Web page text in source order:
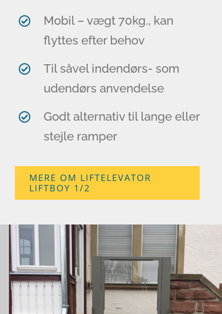
Mobil – vægt 70kg., kan
flyttes efter behov
Til såvel indendørs- som
udendørs anvendelse
Godt alternativ til lange eller
stejle ramper
MERE OM LIFTELEVATOR
LIFTBOY 1/2